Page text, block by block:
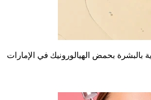
بالبشرة بحمض الهيالورونيك في الإمارات